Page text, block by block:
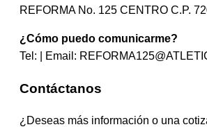
REFORMA No. 125 CENTRO C.P.
¿Cómo puedo comunicarme?
Tel: | Email:
Contáctanos
¿Deseas más información o una